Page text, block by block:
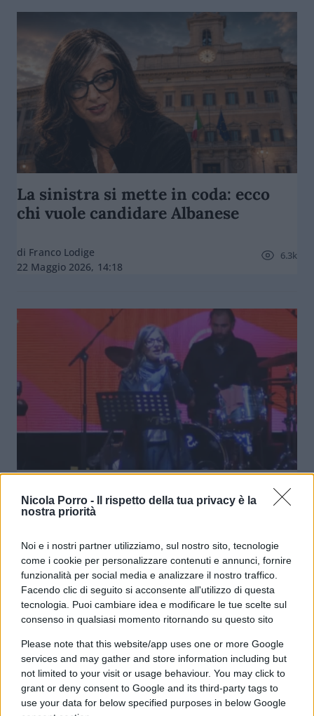
Nicola Porro -
Il rispetto della tua privacy è la
nostra priorità
Noi e i nostri partner utilizziamo, sul nostro sito, tecnologie
come i cookie per personalizzare contenuti e annunci, fornire
funzionalità per social media e analizzare il nostro traffico.
Facendo clic di seguito si acconsente all'utilizzo di questa
tecnologia. Puoi cambiare idea e modificare le tue scelte sul
consenso in qualsiasi momento ritornando su questo sito
Please note that this website/app uses one or more Google
services and may gather and store information including but
not limited to your visit or usage behaviour. You may click to
grant or deny consent to Google and its third-party tags to
use your data for below specified purposes in below Google
La sinistra si mette in coda: ecco
chi vuole candidare Albanese
di Franco Lodige
22 Maggio 2026, 14:18
6.3k
Albanese dal palco la spara grossa:
“Bimbi di Taranto come a Gaza”
di Franco Lodige
2 Maggio 2026, 14:16